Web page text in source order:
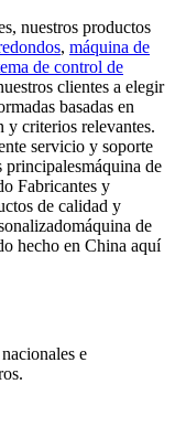
nuestros productos
, máquina de
de control de
clientes a elegir
basadas en
y criterios relevantes.
servicio y soporte
de
Fabricantes y
de calidad y
de
hecho en China aquí
e